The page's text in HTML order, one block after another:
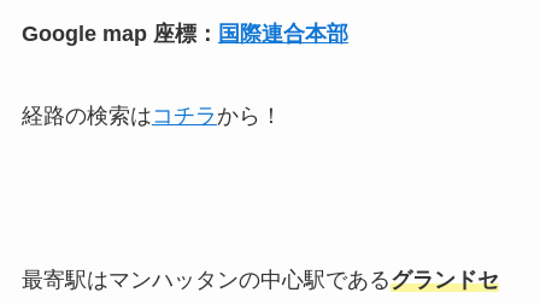
Google map 座標： 国際連合本部
経路の検索はコチラ から！
最寄駅はマンハッタンの中心駅であるグランドセ